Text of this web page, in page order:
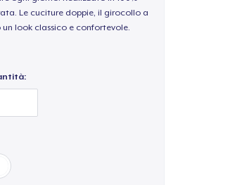
Le cuciture doppie, il girocollo a
look classico e confortevole.